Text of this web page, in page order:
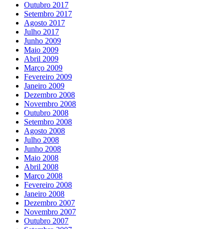
Outubro 2017
Setembro 2017
Agosto 2017
Julho 2017
Junho 2009
Maio 2009
Abril 2009
Março 2009
Fevereiro 2009
Janeiro 2009
Dezembro 2008
Novembro 2008
Outubro 2008
Setembro 2008
Agosto 2008
Julho 2008
Junho 2008
Maio 2008
Abril 2008
Março 2008
Fevereiro 2008
Janeiro 2008
Dezembro 2007
Novembro 2007
Outubro 2007